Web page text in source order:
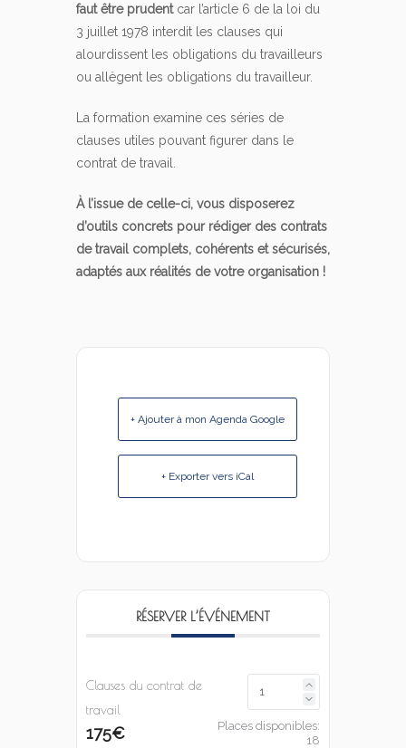
faut être prudentcar l’article 6 de la loi du
3 juillet 1978 interdit les clauses qui
alourdissent les obligations du travailleurs
ou allègent les obligations du travailleur.
La formation examine ces séries de
clauses utiles pouvant figurer dans le
contrat de travail.
À l’issue de celle-ci, vous disposerez
d’outils concrets pour rédiger des contrats
de travail complets, cohérents et sécurisés,
adaptés aux réalités de votre organisation !
+ Ajouter à mon Agenda Google
+ Exporter vers iCal
RÉSERVER L’ÉVÉNEMENT
Clauses du contrat de
travail
175€
Places disponibles:
18